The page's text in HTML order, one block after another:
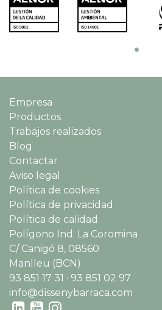
Empresa
Productos
Trabajos realizados
Blog
Contactar
Aviso legal
Política de cookies
Política de privacidad
Política de calidad
Polígono Ind. La Coromina
C/ Canigó 8, 08560
Manlleu (BCN)
93 851 17 31 · 93 851 02 97
info@dissenybarraca.com